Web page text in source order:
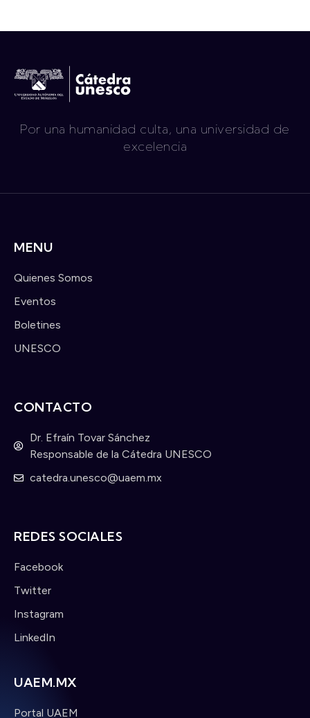
Por una humanidad culta, una universidad de
excelencia
MENU
Quienes Somos
Eventos
Boletines
UNESCO
CONTACTO
Dr. Efraín Tovar Sánchez
Responsable de la Cátedra UNESCO
catedra.unesco@uaem.mx
REDES SOCIALES
Facebook
Twitter
Instagram
LinkedIn
UAEM.MX
Portal UAEM